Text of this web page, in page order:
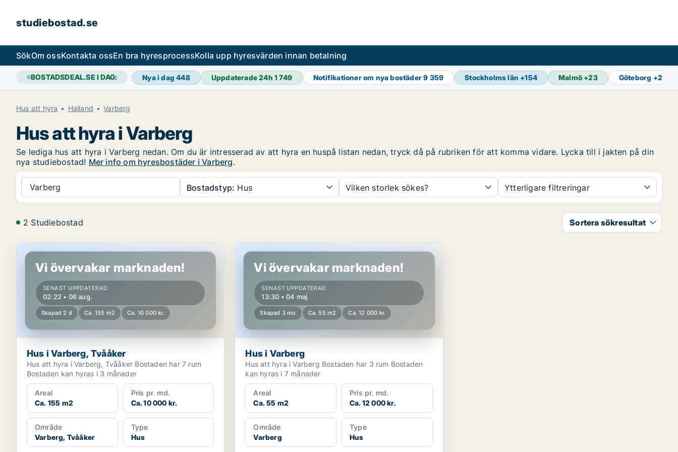
studiebostad.se
SökOm ossKontakta ossEn bra hyresprocessKolla upp hyresvärden innan betalning
BOSTADSDEAL.SE I DAG: Nya i dag448 Uppdaterade 24h1 749 Notifikationer om nya bostäder9 359 Stockholms län +154 Malmö +23 Göteborg +29
Hus att hyra Halland Varberg
Hus att hyra i Varberg
Se lediga hus att hyra i Varberg nedan. Om du är intresserad av att hyra en huspå listan nedan, tryck då på rubriken för att komma vidare. Lycka till i jakten på din
nya studiebostad! Mer info om hyresbostäder i Varberg.
Varberg Bostadstyp: Hus Vilken storlek sökes? Ytterligare filtreringar
2 Studiebostad Sortera sökresultat
Hus i Varberg, Tvååker
Vi övervakar marknaden!
SENAST UPPDATERAD
02:22 • 06 aug.
Skapad 2 d Ca. 155 m2 Ca. 10 000 kr.
Hus i Varberg, Tvååker
Hus att hyra i Varberg, Tvååker Bostaden har 7 rum
Bostaden kan hyras i 3 månader
Areal
Ca. 155 m2
Pris pr. md.
Ca. 10 000 kr.
Område
Varberg, Tvååker
Type
Hus
Hus i Varberg
Vi övervakar marknaden!
SENAST UPPDATERAD
13:30 • 04 maj
Skapad 3 mo Ca. 55 m2 Ca. 12 000 kr.
Hus i Varberg
Hus att hyra i Varberg Bostaden har 3 rum Bostaden
kan hyras i 7 månader
Areal
Ca. 55 m2
Pris pr. md.
Ca. 12 000 kr.
Område
Varberg
Type
Hus